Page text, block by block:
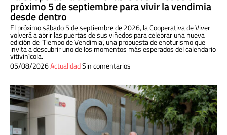
próximo 5 de septiembre para vivir la vendimia
desde dentro
El próximo sábado 5 de septiembre de 2026, la Cooperativa de Viver
volverá a abrir las puertas de sus viñedos para celebrar una nueva
edición de ‘Tiempo de Vendimia’, una propuesta de enoturismo que
invita a descubrir uno de los momentos más esperados del calendario
vitivinícola.
05/08/2026ActualidadSin comentarios